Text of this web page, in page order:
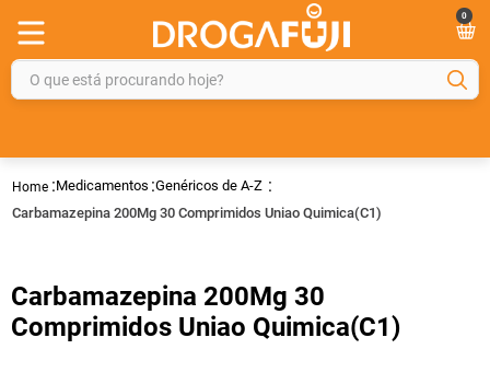
0
O que está procurando hoje?
Medicamentos Genéricos de A-Z
Carbamazepina 200Mg 30 Comprimidos Uniao Quimica(C1)
Carbamazepina 200Mg 30
Comprimidos Uniao Quimica(C1)
2º
rosuvastatina 20mg
5º
protetor solar